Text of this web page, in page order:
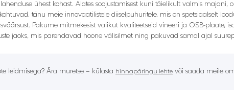
ühest kohast. Alates soojustamisest kuni täielikult valmis
tänu meie innovaatilistele diiselpuhuritele, mis on spetsiaalselt
Pakume mitmekesist valikut kvaliteetseid vineeri ja OSB-plaate,
jaoks, mis parendavad hoone välisilmet ning pakuvad samal ajal
leidmisega? Ära muretse – külasta hinnapäringu lehte või saada meile